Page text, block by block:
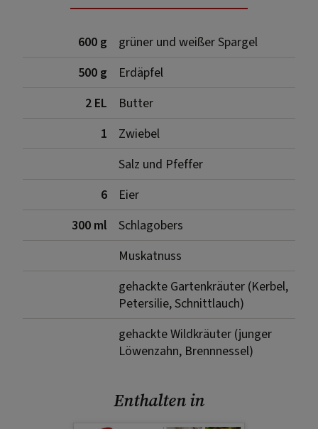
600 g
grüner und weißer Spargel
500 g
Erdäpfel
2 EL
Butter
1
Zwiebel
Salz und Pfeffer
6
Eier
300 ml
Schlagobers
Muskatnuss
gehackte Gartenkräuter (Kerbel,
Petersilie, Schnittlauch)
gehackte Wildkräuter (junger
Löwenzahn, Brennnessel)
Enthalten in